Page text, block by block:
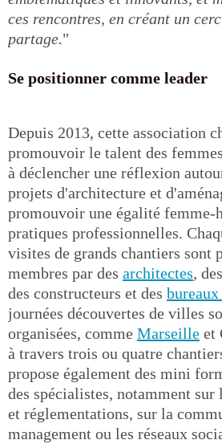
ces rencontres, en créant un
partage."
Se positionner comme leader
Depuis 2013, cette association
promouvoir le talent des
à déclencher une réflexion
projets d'architecture et
promouvoir une égalité femme-
pratiques professionnelles.
visites de grands chantiers sont
membres par des architectes,
des constructeurs et des
journées découvertes de villes
organisées, comme Marseille et
à travers trois ou quatre
propose également des mini
des spécialistes, notamment sur
et réglementations, sur la
management ou les réseaux